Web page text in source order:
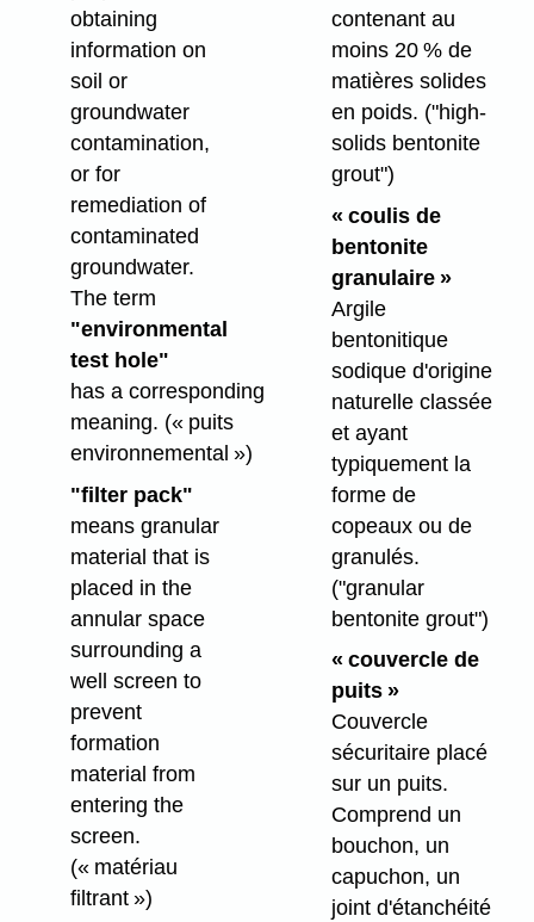
obtaining
information on
soil or
groundwater
contamination,
or for
remediation of
contaminated
groundwater.
The term
"environmental
test hole"
has a corresponding
meaning. (« puits
environnemental »)
"filter pack"
means granular
material that is
placed in the
annular space
surrounding a
well screen to
prevent
formation
material from
entering the
screen.
(« matériau
filtrant »)
contenant au
moins 20 % de
matières solides
en poids. ("high-
solids bentonite
grout")
« coulis de
bentonite
granulaire »
Argile
bentonitique
sodique d'origine
naturelle classée
et ayant
typiquement la
forme de
copeaux ou de
granulés.
("granular
bentonite grout")
« couvercle de
puits »
Couvercle
sécuritaire placé
sur un puits.
Comprend un
bouchon, un
capuchon, un
joint d'étanchéité